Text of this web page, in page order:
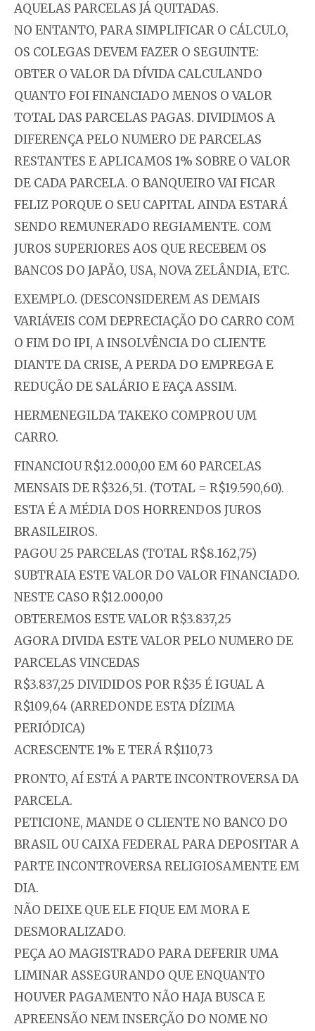
AQUELAS PARCELAS JÁ QUITADAS.
NO ENTANTO, PARA SIMPLIFICAR O CÁLCULO,
OS COLEGAS DEVEM FAZER O SEGUINTE:
OBTER O VALOR DA DÍVIDA CALCULANDO
QUANTO FOI FINANCIADO MENOS O VALOR
TOTAL DAS PARCELAS PAGAS. DIVIDIMOS A
DIFERENÇA PELO NUMERO DE PARCELAS
RESTANTES E APLICAMOS 1% SOBRE O VALOR
DE CADA PARCELA. O BANQUEIRO VAI FICAR
FELIZ PORQUE O SEU CAPITAL AINDA ESTARÁ
SENDO REMUNERADO REGIAMENTE. COM
JUROS SUPERIORES AOS QUE RECEBEM OS
BANCOS DO JAPÃO, USA, NOVA ZELÂNDIA, ETC.
EXEMPLO. (DESCONSIDEREM AS DEMAIS
VARIÁVEIS COM DEPRECIAÇÃO DO CARRO COM
O FIM DO IPI, A INSOLVÊNCIA DO CLIENTE
DIANTE DA CRISE, A PERDA DO EMPREGA E
REDUÇÃO DE SALÁRIO E FAÇA ASSIM.
HERMENEGILDA TAKEKO COMPROU UM
CARRO.
FINANCIOU R$12.000,00 EM 60 PARCELAS
MENSAIS DE R$326,51. (TOTAL = R$19.590,60).
ESTA É A MÉDIA DOS HORRENDOS JUROS
BRASILEIROS.
PAGOU 25 PARCELAS (TOTAL R$8.162,75)
SUBTRAIA ESTE VALOR DO VALOR FINANCIADO.
NESTE CASO R$12.000,00
OBTEREMOS ESTE VALOR R$3.837,25
AGORA DIVIDA ESTE VALOR PELO NUMERO DE
PARCELAS VINCEDAS
R$3.837,25 DIVIDIDOS POR R$35 É IGUAL A
R$109,64 (ARREDONDE ESTA DÍZIMA
PERIÓDICA)
ACRESCENTE 1% E TERÁ R$110,73
PRONTO, AÍ ESTÁ A PARTE INCONTROVERSA DA
PARCELA.
PETICIONE, MANDE O CLIENTE NO BANCO DO
BRASIL OU CAIXA FEDERAL PARA DEPOSITAR A
PARTE INCONTROVERSA RELIGIOSAMENTE EM
DIA.
NÃO DEIXE QUE ELE FIQUE EM MORA E
DESMORALIZADO.
PEÇA AO MAGISTRADO PARA DEFERIR UMA
LIMINAR ASSEGURANDO QUE ENQUANTO
HOUVER PAGAMENTO NÃO HAJA BUSCA E
APREENSÃO NEM INSERÇÃO DO NOME NO